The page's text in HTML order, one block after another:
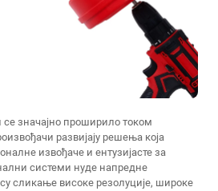
значајно проширило током
развијају решења која
извођаче и ентузијасте за
системи нуде напредне
сликање високе резолуције, широке